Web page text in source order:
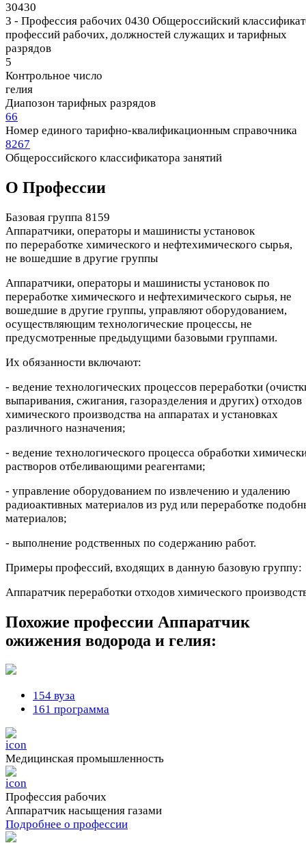
30430
3 - Профессия рабочих 0430 Общероссийский
профессий рабочих, должностей служащих и тарифных
разрядов
5
Контрольное число
гелия
Диапозон тарифных разрядов
66
Номер единого тарифно-квалификационным справочника
8267
Общероссийского классификатора занятий
О Профеcсии
Базовая группа 8159
Аппаратчики, операторы и машинисты установок
по переработке химического и нефтехимического сырья,
не вошедшие в другие группы
Аппаратчики, операторы и машинисты установок по
переработке химического и нефтехимического сырья, не
вошедшие в другие группы, управляют оборудованием,
осуществляющим технологические процессы, не
предусмотренные предыдущими базовыми группами.
Их обязанности включают:
- ведение технологических процессов переработки
выпаривания, сжигания, газоразделения и других) отходов
химического производства на аппаратах и установках
различного назначения;
- ведение технологического процесса обработки
растворов отбеливающими реагентами;
- управление оборудованием по извлечению и удалению
радиоактивных материалов из руд или переработке
материалов;
- выполнение родственных по содержанию работ.
Примеры профессий, входящих в данную базовую группу:
Аппаратчик переработки отходов химического
Похожие профессии Аппаратчик
ожижения водорода и гелия:
154 вуза
161 программа
Медицинская промышленность
Профессия рабочих
Аппаратчик насыщения газами
Подробнее о профессии